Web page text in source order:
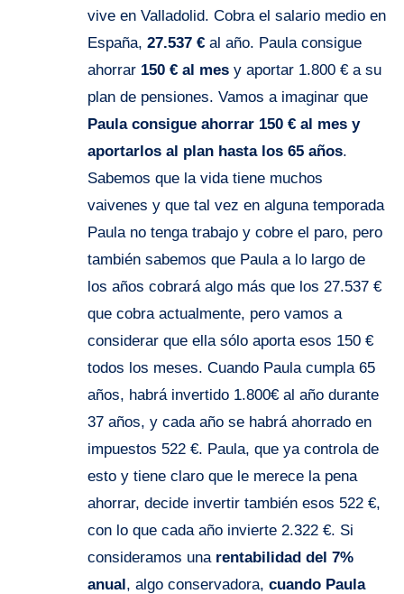
vive en Valladolid. Cobra el salario medio en
España, 27.537 €al año. Paula consigue
ahorrar 150 € al mesy aportar 1.800 € a su
plan de pensiones. Vamos a imaginar que
Paula consigue ahorrar 150 € al mes y
aportarlos al plan hasta los 65 años.
Sabemos que la vida tiene muchos
vaivenes y que tal vez en alguna temporada
Paula no tenga trabajo y cobre el paro, pero
también sabemos que Paula a lo largo de
los años cobrará algo más que los 27.537 €
que cobra actualmente, pero vamos a
considerar que ella sólo aporta esos 150 €
todos los meses. Cuando Paula cumpla 65
años, habrá invertido 1.800€ al año durante
37 años, y cada año se habrá ahorrado en
impuestos 522 €. Paula, que ya controla de
esto y tiene claro que le merece la pena
ahorrar, decide invertir también esos 522 €,
con lo que cada año invierte 2.322 €. Si
consideramos una rentabilidad del 7%
anual, algo conservadora, cuando Paula